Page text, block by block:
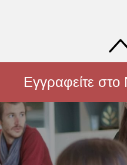
Εγγραφείτε